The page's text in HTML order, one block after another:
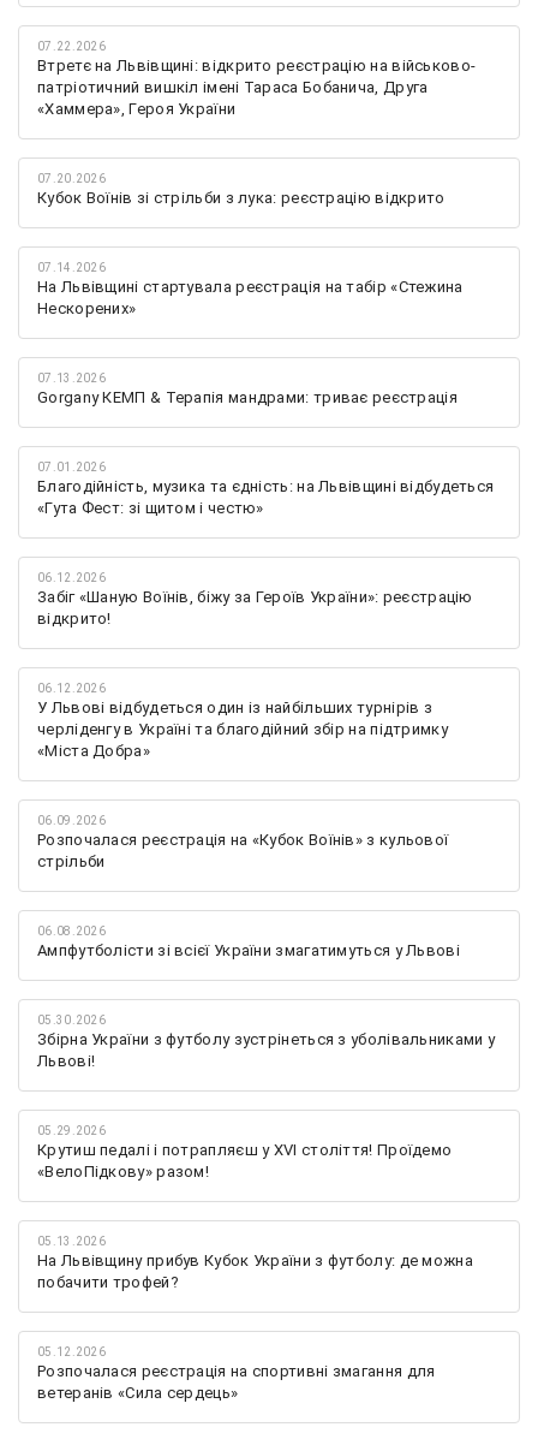
07.22.2026
Втретє на Львівщині: відкрито реєстрацію на військово-
патріотичний вишкіл імені Тараса Бобанича, Друга
«Хаммера», Героя України
07.20.2026
Кубок Воїнів зі стрільби з лука: реєстрацію відкрито
07.14.2026
На Львівщині стартувала реєстрація на табір «Стежина
Нескорених»
07.13.2026
Gorgany КЕМП & Терапія мандрами: триває реєстрація
07.01.2026
Благодійність, музика та єдність: на Львівщині відбудеться
«Гута Фест: зі щитом і честю»
06.12.2026
Забіг «Шаную Воїнів, біжу за Героїв України»: реєстрацію
відкрито!
06.12.2026
У Львові відбудеться один із найбільших турнірів з
черліденгу в Україні та благодійний збір на підтримку
«Міста Добра»
06.09.2026
Розпочалася реєстрація на «Кубок Воїнів» з кульової
стрільби
06.08.2026
Ампфутболісти зі всієї України змагатимуться у Львові
05.30.2026
Збірна України з футболу зустрінеться з уболівальниками у
Львові!
05.29.2026
Крутиш педалі і потрапляєш у XVI століття! Проїдемо
«ВелоПідкову» разом!
05.13.2026
На Львівщину прибув Кубок України з футболу: де можна
побачити трофей?
05.12.2026
Розпочалася реєстрація на спортивні змагання для
ветеранів «Сила сердець»